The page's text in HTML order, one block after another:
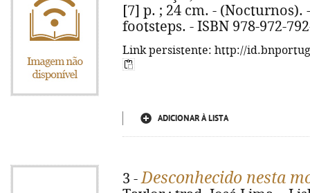
[7] p. ; 24 cm. -
footsteps. - ISBN 978-972-
Link persistente: http://
ADICIONAR À LISTA
3 -Desconhecido nesta